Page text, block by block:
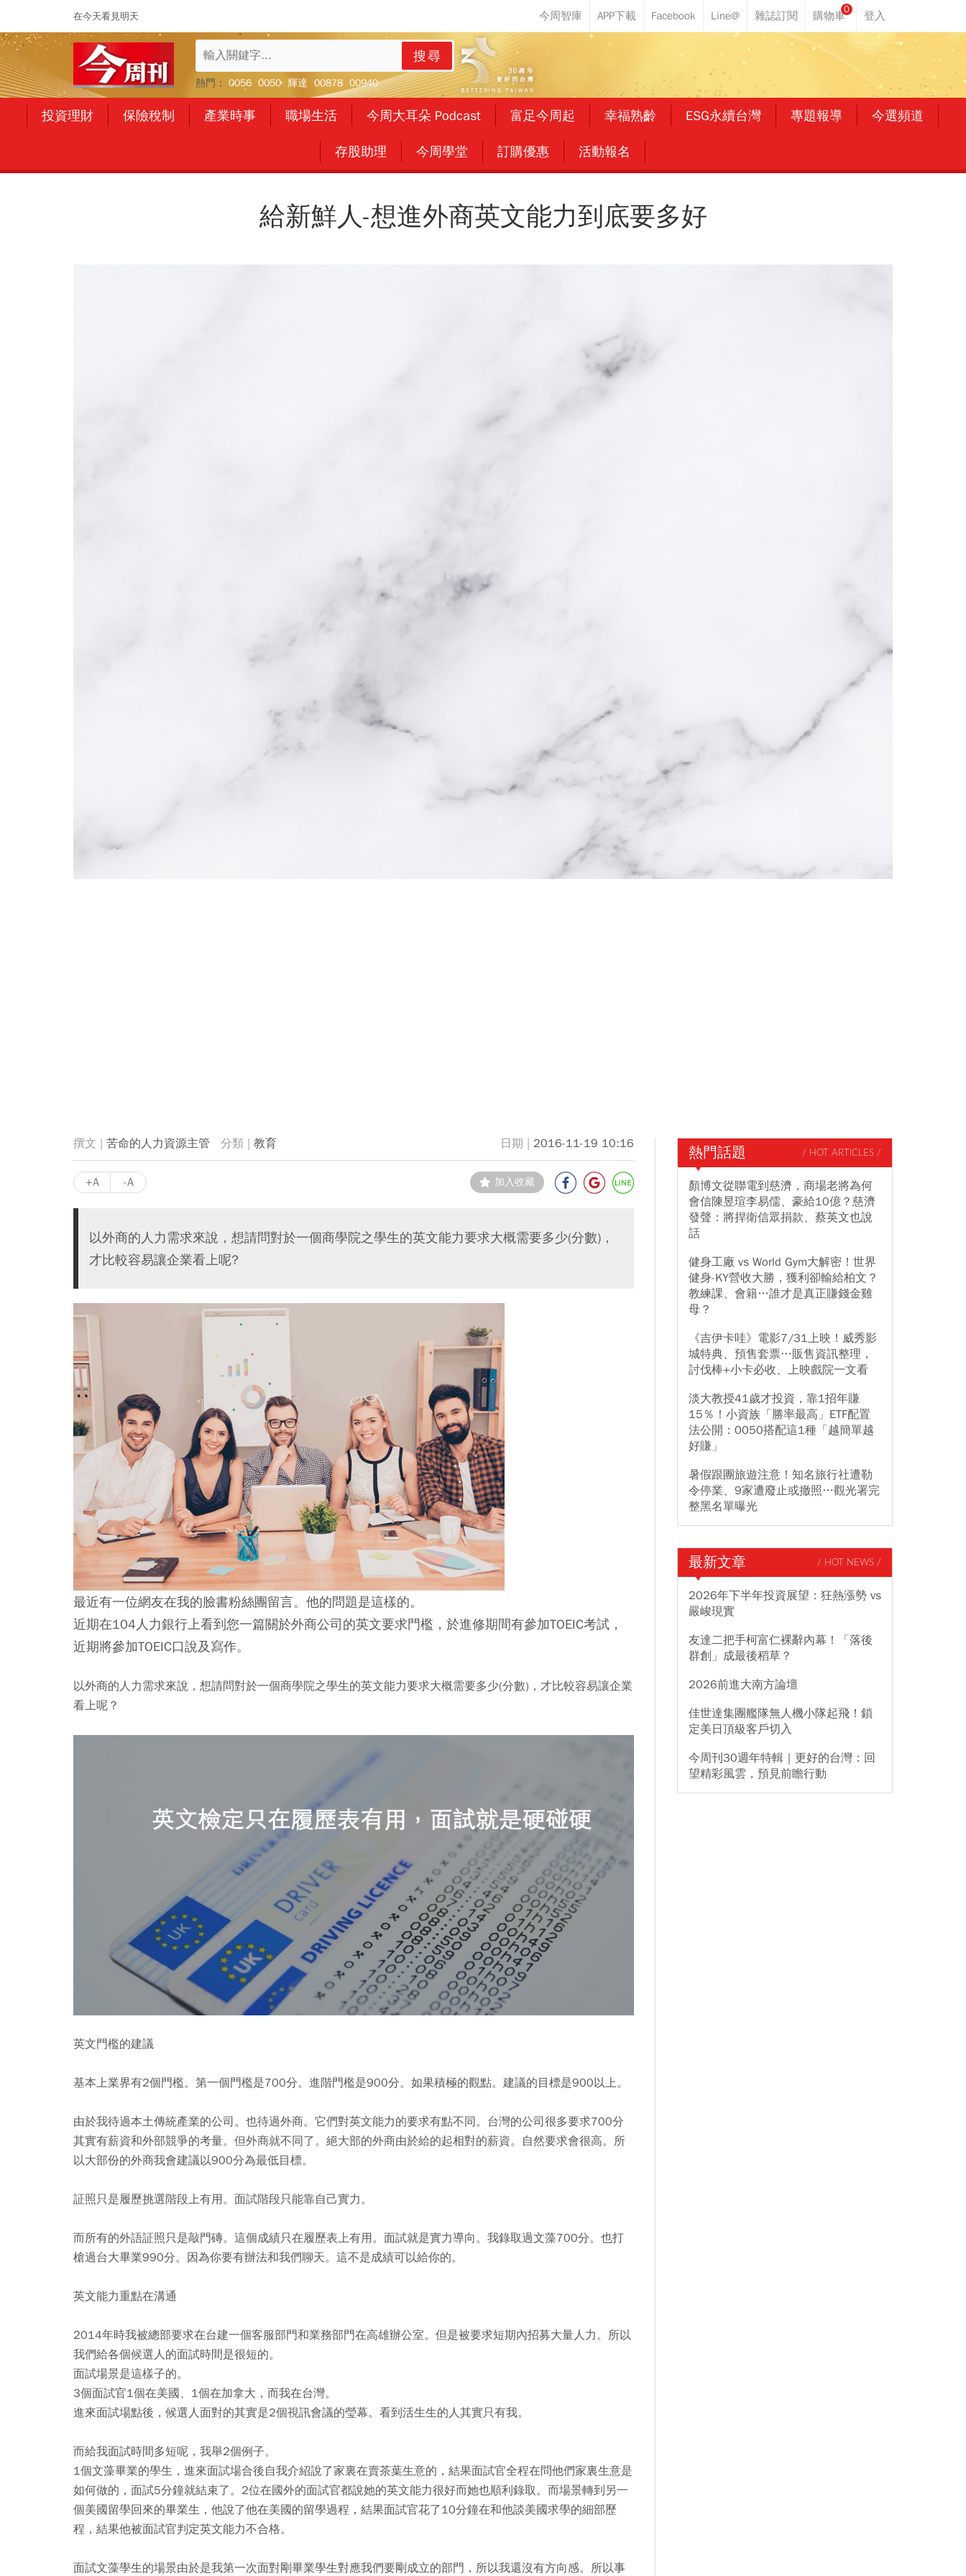
在今天看見明天
0
搜尋
熱門： 0056 0050 輝達 00878 00940
投資理財 保險稅制 產業時事 職場生活 今周大耳朵 Podcast 富足今周起 幸福熟齡 ESG永續台灣 專題報導 今選頻道
存股助理 今周學堂 訂購優惠 活動報名
給新鮮人-想進外商英文能力到底要多好
苦命的人力資源主管 教育 2016-11-19 10:16
+A -A 加入收藏
以外商的人力需求來說，想請問對於一個商學院之學生的英文能力要求大概需要多少(分數)，
才比較容易讓企業看上呢?
最近有一位網友在我的臉書粉絲團留言。他的問題是這樣的。
近期在104人力銀行上看到您一篇關於外商公司的英文要求門檻，於進修期間有參加TOEIC考試，
近期將參加TOEIC口說及寫作。
以外商的人力需求來說，想請問對於一個商學院之學生的英文能力要求大概需要多少(分數)，才比較容易讓企業
看上呢？
英文門檻的建議
基本上業界有2個門檻。第一個門檻是700分。進階門檻是900分。如果積極的觀點。建議的目標是900以上。
由於我待過本土傳統產業的公司。也待過外商。它們對英文能力的要求有點不同。台灣的公司很多要求700分
其實有薪資和外部競爭的考量。但外商就不同了。絕大部的外商由於給的起相對的薪資。自然要求會很高。所
以大部份的外商我會建議以900分為最低目標。
証照只是履歷挑選階段上有用。面試階段只能靠自己實力。
而所有的外語証照只是敲門磚。這個成績只在履歷表上有用。面試就是實力導向。我錄取過文藻700分。也打
槍過台大畢業990分。因為你要有辦法和我們聊天。這不是成績可以給你的。
英文能力重點在溝通
2014年時我被總部要求在台建一個客服部門和業務部門在高雄辦公室。但是被要求短期內招募大量人力。所以
我們給各個候選人的面試時間是很短的。
面試場景是這樣子的。
3個面試官1個在美國、1個在加拿大，而我在台灣。
進來面試場點後，候選人面對的其實是2個視訊會議的瑩幕。看到活生生的人其實只有我。
而給我面試時間多短呢，我舉2個例子。
1個文藻畢業的學生，進來面試場合後自我介紹說了家裏在賣茶葉生意的，結果面試官全程在問他們家裏生意是
如何做的，面試5分鐘就結束了。2位在國外的面試官都說她的英文能力很好而她也順利錄取。而場景轉到另一
個美國留學回來的畢業生，他說了他在美國的留學過程，結果面試官花了10分鐘在和他談美國求學的細部歷
程，結果他被面試官判定英文能力不合格。
面試文藻學生的場景由於是我第一次面對剛畢業學生對應我們要剛成立的部門，所以我還沒有方向感。所以事
熱門話題 / HOT ARTICLES /
顏博文從聯電到慈濟，商場老將為何
會信陳昱瑄李易儒、豪給10億？慈濟
發聲：將捍衛信眾捐款、蔡英文也說
話
健身工廠 vs World Gym大解密！世界
健身-KY營收大勝，獲利卻輸給柏文？
教練課、會籍…誰才是真正賺錢金雞
母？
《吉伊卡哇》電影7/31上映！威秀影
城特典、預售套票…販售資訊整理，
討伐棒+小卡必收、上映戲院一文看
淡大教授41歲才投資，靠1招年賺
15％！小資族「勝率最高」ETF配置
法公開：0050搭配這1種「越簡單越
好賺」
暑假跟團旅遊注意！知名旅行社遭勒
令停業、9家遭廢止或撤照…觀光署完
整黑名單曝光
最新文章 / HOT NEWS /
2026年下半年投資展望：狂熱漲勢 vs
嚴峻現實
友達二把手柯富仁裸辭內幕！「落後
群創」成最後稻草？
2026前進大南方論壇
佳世達集團艦隊無人機小隊起飛！鎖
定美日頂級客戶切入
今周刊30週年特輯｜更好的台灣：回
望精彩風雲，預見前瞻行動